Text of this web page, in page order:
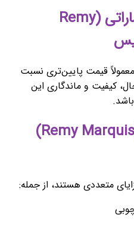
قیمت عطر و ادکلن اماراتی (Remy
قیمت پایین‌تری نسبت
کیفیت و ماندگاری این
مزایای عطر و ادکلن (Remy Marquis)
متعددی هستند، از جمله: